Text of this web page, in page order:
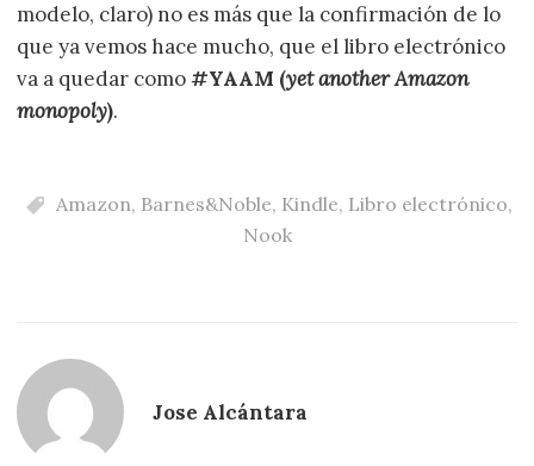
modelo, claro) no es más que la confirmación de lo
que ya vemos hace mucho, que el libro electrónico
va a quedar como#YAAM (yet another Amazon
monopoly).
Amazon, Barnes&Noble, Kindle, Libro electrónico,
Nook
Jose Alcántara